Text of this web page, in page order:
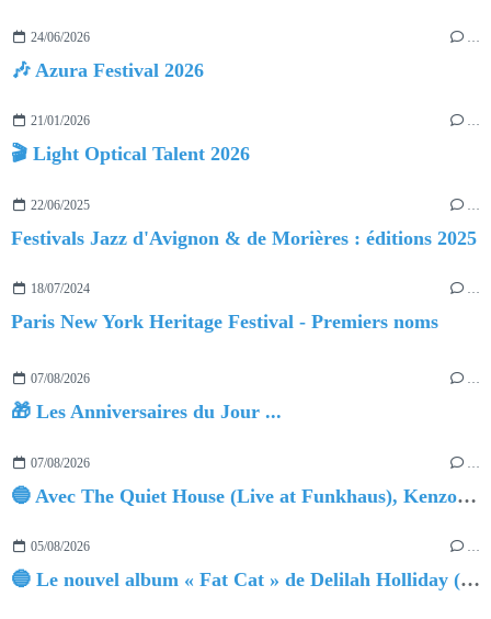
24/06/2026 …
🎶 Azura Festival 2026
21/01/2026 …
🎬 Light Optical Talent 2026
22/06/2025
Festivals Jazz d'Avignon & de Morières : éditions 2025
18/07/2024 …
Paris New York Heritage Festival - Premiers noms
07/08/2026 …
🎁 Les Anniversaires du Jour ...
07/08/2026 …
🔵 Avec The Quiet House (Live at Funkhaus), Kenzo Zurzolo livre une performance aussi intense qu'envoûtante.
05/08/2026 …
🔵 Le nouvel album « Fat Cat » de Delilah Holliday (sortie le 30 Octobre 2026)